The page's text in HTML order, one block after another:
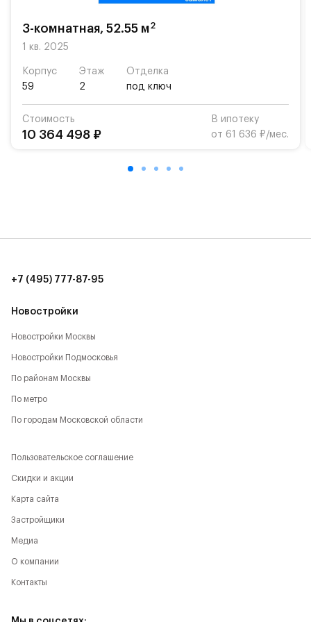
Для автомобилистов — закрытые озеленённые
парковки.
Территория квартала приватная, въезд
осуществляется по пропускам.#yan19-2r1476230#
3-комнатная, 52.55 м2
1 кв. 2025
Корпус
59
Этаж
2
Отделка
под ключ
Стоимость
10 364 498 ₽
В ипотеку
от 61 636 ₽/мес.
Новостройки
Новостройки Москвы
Новостройки Подмосковья
По районам Москвы
По метро
По городам Московской области
+7 (495) 777-87-95
Пользовательское соглашение
Скидки и акции
Карта сайта
Застройщики
Медиа
О компании
Контакты